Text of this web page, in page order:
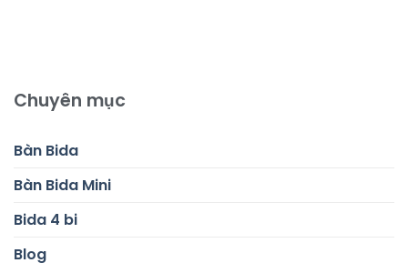
Chuyên mục
Bàn Bida
Bàn Bida Mini
Bida 4 bi
Blog